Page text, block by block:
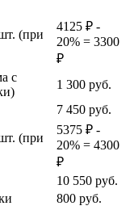
(при
4125 ₽ -
20% = 3300
₽
с
1 300 руб.
7 450 руб.
(при
5375 ₽ -
20% = 4300
₽
10 550 руб.
800 руб.